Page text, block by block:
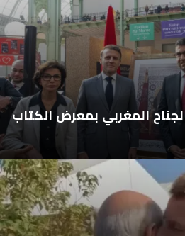
المغربي بمعرض الكتاب